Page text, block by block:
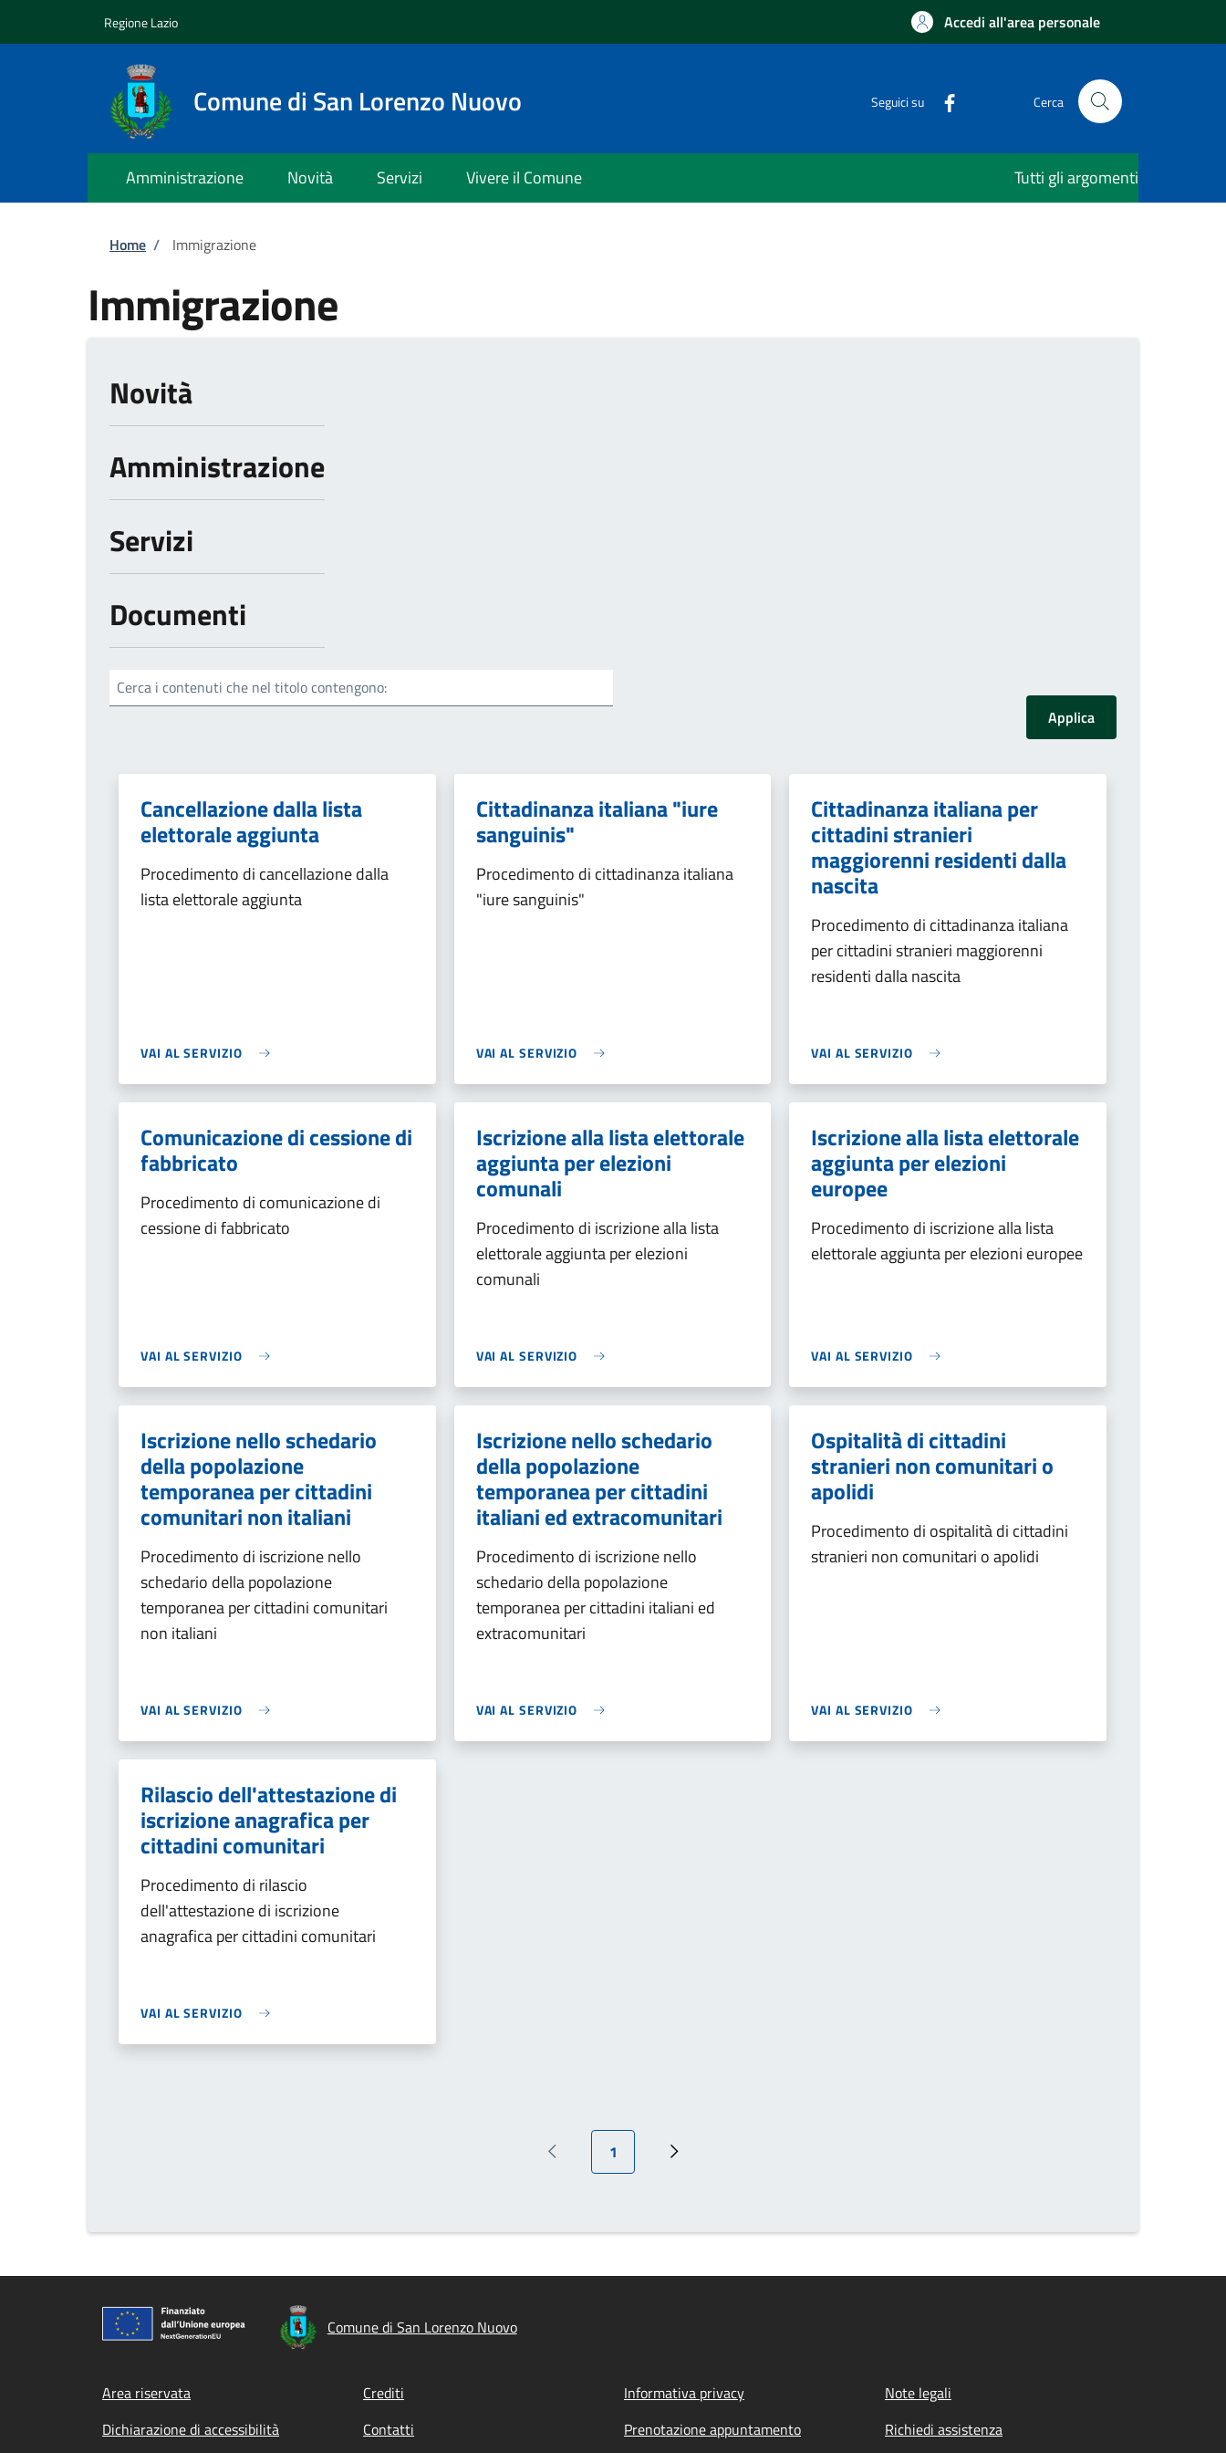
Regione Lazio Accedi all'area personale
Comune di San Lorenzo Nuovo Seguici su Cerca
Amministrazione Novità Servizi Vivere il Comune Tutti gli argomenti
Briciole di pane
Home / Immigrazione
Immigrazione
Novità
Amministrazione
Servizi
Documenti
Cerca i contenuti che nel titolo contengono:
Cancellazione dalla lista
elettorale aggiunta
Procedimento di cancellazione dalla
lista elettorale aggiunta
VAI AL SERVIZIO
Cittadinanza italiana "iure
sanguinis"
Procedimento di cittadinanza italiana
"iure sanguinis"
VAI AL SERVIZIO
Cittadinanza italiana per
cittadini stranieri
maggiorenni residenti dalla
nascita
Procedimento di cittadinanza italiana
per cittadini stranieri maggiorenni
residenti dalla nascita
VAI AL SERVIZIO
Comunicazione di cessione di
fabbricato
Procedimento di comunicazione di
cessione di fabbricato
VAI AL SERVIZIO
Iscrizione alla lista elettorale
aggiunta per elezioni
comunali
Procedimento di iscrizione alla lista
elettorale aggiunta per elezioni
comunali
VAI AL SERVIZIO
Iscrizione alla lista elettorale
aggiunta per elezioni
europee
Procedimento di iscrizione alla lista
elettorale aggiunta per elezioni europee
VAI AL SERVIZIO
Iscrizione nello schedario
della popolazione
temporanea per cittadini
comunitari non italiani
Procedimento di iscrizione nello
schedario della popolazione
temporanea per cittadini comunitari
non italiani
VAI AL SERVIZIO
Iscrizione nello schedario
della popolazione
temporanea per cittadini
italiani ed extracomunitari
Procedimento di iscrizione nello
schedario della popolazione
temporanea per cittadini italiani ed
extracomunitari
VAI AL SERVIZIO
Ospitalità di cittadini
stranieri non comunitari o
apolidi
Procedimento di ospitalità di cittadini
stranieri non comunitari o apolidi
VAI AL SERVIZIO
Rilascio dell'attestazione di
iscrizione anagrafica per
cittadini comunitari
Procedimento di rilascio
dell'attestazione di iscrizione
anagrafica per cittadini comunitari
VAI AL SERVIZIO
Pagina precedente
Pagina attuale
1
Prossima pagina
Comune di San Lorenzo Nuovo
Footer menu
Area riservata Crediti Informativa privacy
Note legali
Dichiarazione di accessibilità
Contatti Prenotazione appuntamento Richiedi assistenza